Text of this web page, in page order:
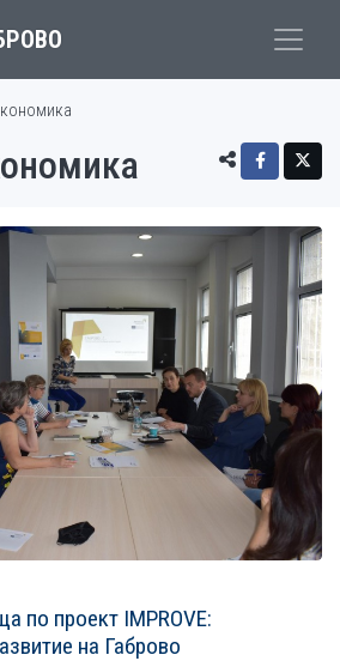
по проект IMPROVE:
на Габрово